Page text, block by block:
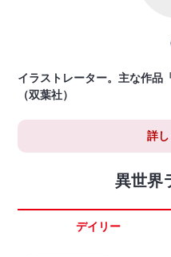
イラストレーター。主な作品
（双葉社）
詳
異世界
デイリー